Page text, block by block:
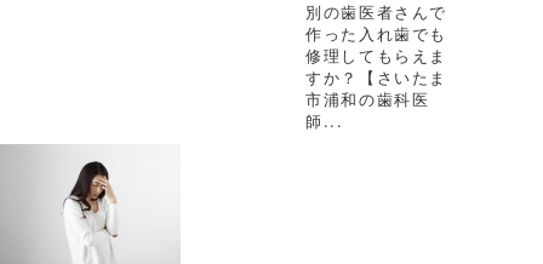
別の歯医者さんで
作った入れ歯でも
修理してもらえま
すか？【さいたま
市浦和の歯科医
師...